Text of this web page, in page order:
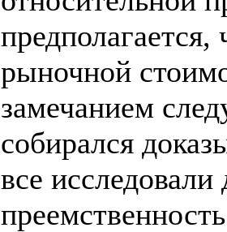
рыночной
замечанием
собирался
все